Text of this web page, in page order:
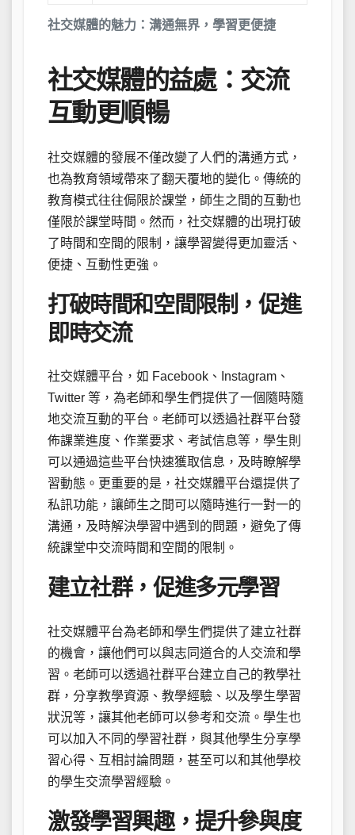
社交媒體的魅力：溝通無界，學習更便捷
社交媒體的益處：交流
互動更順暢
社交媒體的發展不僅改變了人們的溝通方式，
也為教育領域帶來了翻天覆地的變化。傳統的
教育模式往往侷限於課堂，師生之間的互動也
僅限於課堂時間。然而，社交媒體的出現打破
了時間和空間的限制，讓學習變得更加靈活、
便捷、互動性更強。
打破時間和空間限制，促進
即時交流
社交媒體平台，如 Facebook、Instagram、
Twitter 等，為老師和學生們提供了一個隨時隨
地交流互動的平台。老師可以透過社群平台發
佈課業進度、作業要求、考試信息等，學生則
可以通過這些平台快速獲取信息，及時瞭解學
習動態。更重要的是，社交媒體平台還提供了
私訊功能，讓師生之間可以隨時進行一對一的
溝通，及時解決學習中遇到的問題，避免了傳
統課堂中交流時間和空間的限制。
建立社群，促進多元學習
社交媒體平台為老師和學生們提供了建立社群
的機會，讓他們可以與志同道合的人交流和學
習。老師可以透過社群平台建立自己的教學社
群，分享教學資源、教學經驗、以及學生學習
狀況等，讓其他老師可以參考和交流。學生也
可以加入不同的學習社群，與其他學生分享學
習心得、互相討論問題，甚至可以和其他學校
的學生交流學習經驗。
激發學習興趣，提升參與度